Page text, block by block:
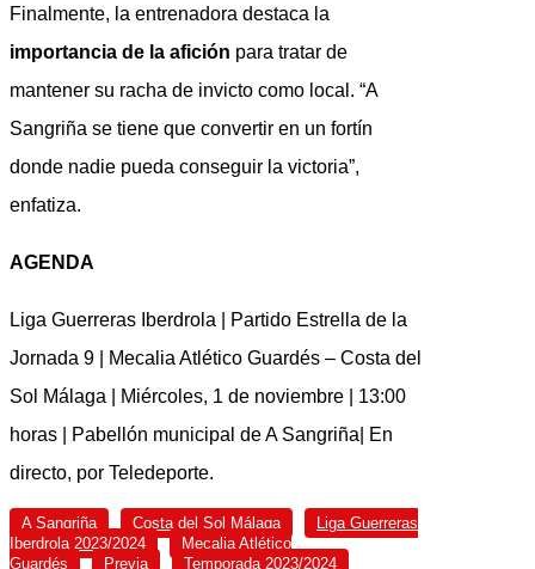
Finalmente, la entrenadora destaca la
importancia de la afición para tratar de
mantener su racha de invicto como local. “A
Sangriña se tiene que convertir en un fortín
donde nadie pueda conseguir la victoria”,
enfatiza.
AGENDA
Liga Guerreras Iberdrola | Partido Estrella de la
Jornada 9 | Mecalia Atlético Guardés – Costa del
Sol Málaga | Miércoles, 1 de noviembre | 13:00
horas | Pabellón municipal de A Sangriña| En
directo, por Teledeporte.
A Sangriña Costa del Sol Málaga
Liga Guerreras
Iberdrola 2023/2024
Mecalia Atlético
Guardés
Previa Temporada 2023/2024